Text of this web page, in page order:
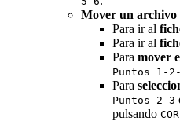
Mover un archivo
Para ir al
Para ir al
Para mover
Puntos 1-
Para
Puntos 2-3
pulsando